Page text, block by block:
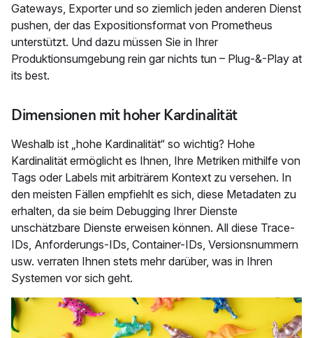
Gateways, Exporter und so ziemlich jeden anderen Dienst
pushen, der das Expositionsformat von Prometheus
unterstützt. Und dazu müssen Sie in Ihrer
Produktionsumgebung rein gar nichts tun – Plug-&-Play at
its best.
Dimensionen mit hoher Kardinalität
Weshalb ist „hohe Kardinalität“ so wichtig? Hohe
Kardinalität ermöglicht es Ihnen, Ihre Metriken mithilfe von
Tags oder Labels mit arbiträrem Kontext zu versehen. In
den meisten Fällen empfiehlt es sich, diese Metadaten zu
erhalten, da sie beim Debugging Ihrer Dienste
unschätzbare Dienste erweisen können. All diese Trace-
IDs, Anforderungs-IDs, Container-IDs, Versionsnummern
usw. verraten Ihnen stets mehr darüber, was in Ihren
Systemen vor sich geht.